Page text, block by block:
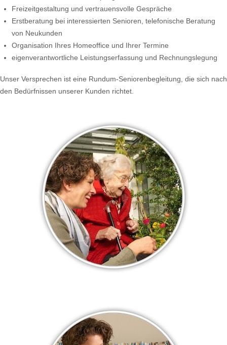
Freizeitgestaltung und vertrauensvolle Gespräche
Erstberatung bei interessierten Senioren, telefonische Beratung
von Neukunden
Organisation Ihres Homeoffice und Ihrer Termine
eigenverantwortliche Leistungserfassung und Rechnungslegung
Unser Versprechen ist eine Rundum-Seniorenbegleitung, die sich nach
den Bedürfnissen unserer Kunden richtet.